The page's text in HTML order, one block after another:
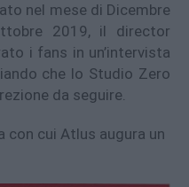
nel mese di Dicembre
2019, il director
i fans in un’intervista
che lo Studio Zero
da seguire.
con cui Atlus augura un